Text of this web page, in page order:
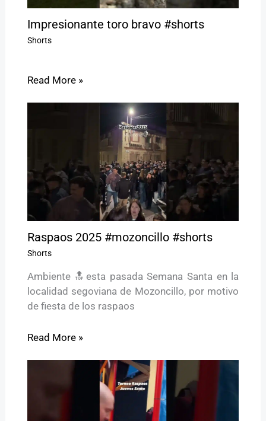
Impresionante toro bravo #shorts
Shorts
Read More »
Raspaos 2025 #mozoncillo #shorts
Shorts
Ambiente 🔝esta pasada Semana Santa en la
localidad segoviana de Mozoncillo, por motivo
de fiesta de los raspaos
Read More »